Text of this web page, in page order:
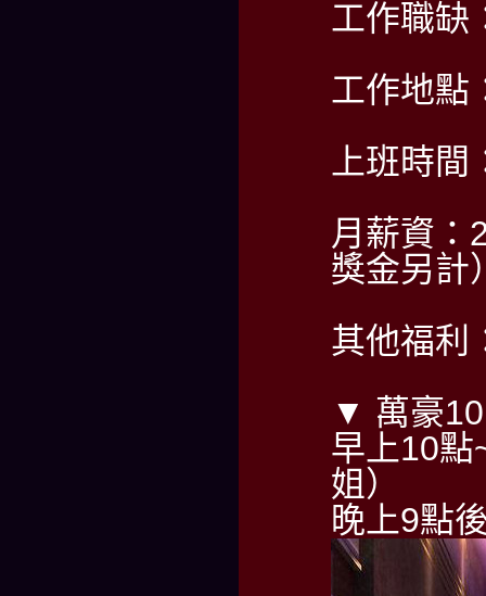
工作職缺
工作地點
上班時
月薪資：
獎金另計
其他福利
▼ 萬豪
早上10點
姐）
晚上9點